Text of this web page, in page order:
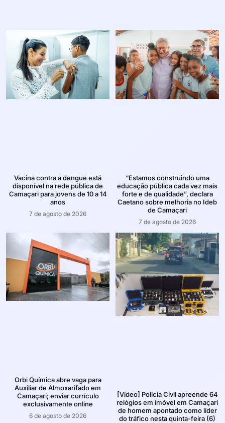
Vacina contra a dengue está
disponível na rede pública de
Camaçari para jovens de 10 a 14
anos
7 de agosto de 2026
“Estamos construindo uma
educação pública cada vez mais
forte e de qualidade”, declara
Caetano sobre melhoria no Ideb
de Camaçari
7 de agosto de 2026
Orbi Química abre vaga para
Auxiliar de Almoxarifado em
Camaçari; enviar currículo
exclusivamente online
6 de agosto de 2026
[Vídeo] Polícia Civil apreende 64
relógios em imóvel em Camaçari
de homem apontado como líder
do tráfico nesta quinta-feira (6)